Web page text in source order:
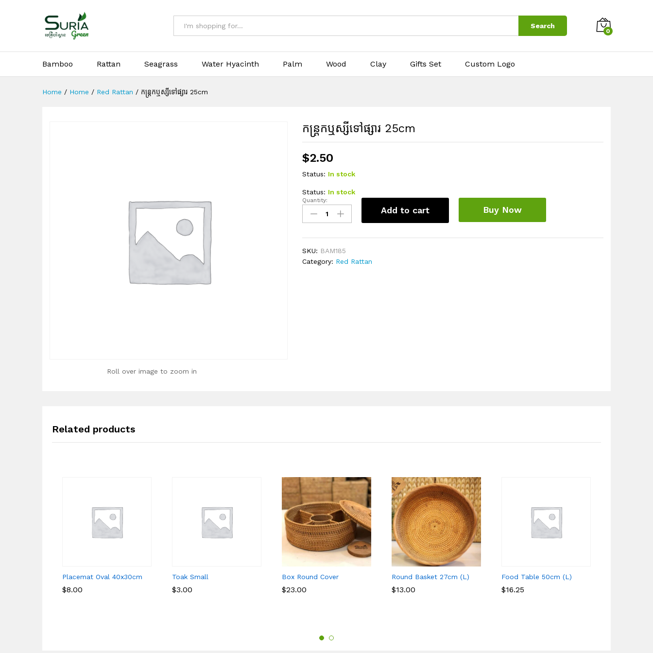
Search
0
Bamboo Rattan Seagrass Water Hyacinth Palm Wood Clay Gifts Set Custom Logo
Home / Home / Red Rattan / កន្ត្រកឬស្សីទៅផ្សារ 25cm
Roll over image to zoom in
កន្ត្រកឬស្សីទៅផ្សារ 25cm
$2.50
Status: In stock
Status: In stock
កន្ត្រកឬស្សី
ផ្សារ
Quantity:
Add to cart Buy Now
SKU: BAM185
Category: Red Rattan
Related products
Placemat Oval 40x30cm
$8.00
$8.00
Toak Small
$3.00
$3.00
Box Round Cover
$23.00
$23.00
Round Basket 27cm (L)
$13.00
$13.00
Food Table 50cm (L)
$16.25
$16.25